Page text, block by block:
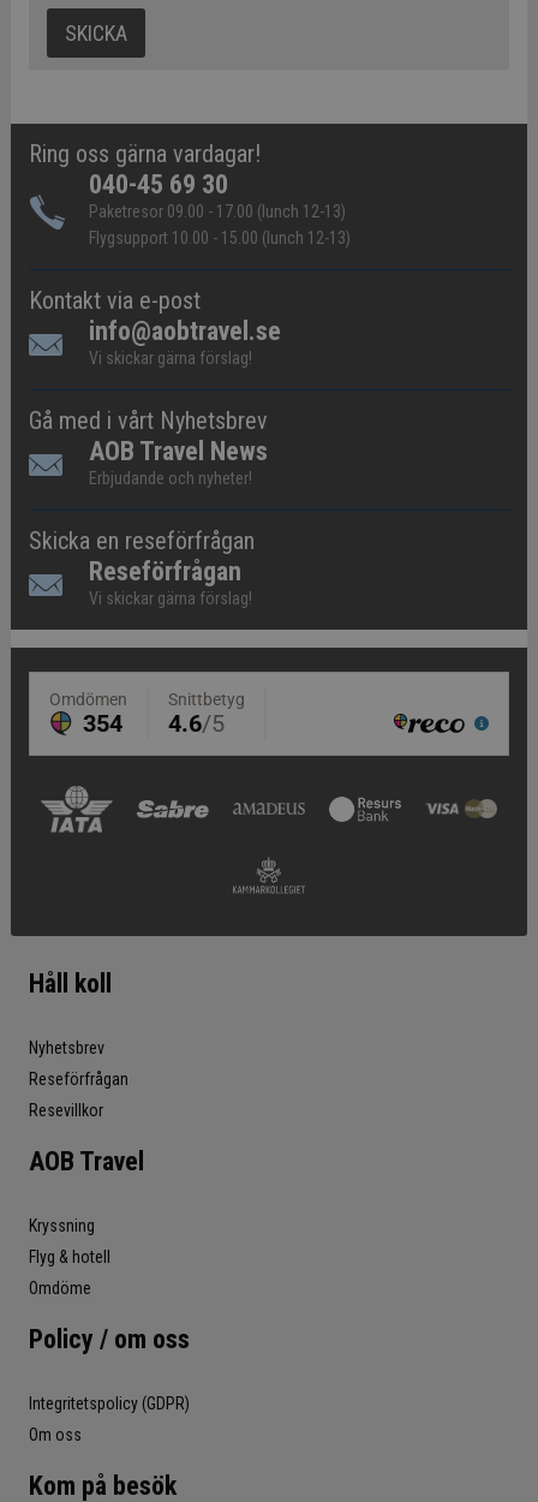
Ring oss gärna vardagar!
040-45 69 30
Paketresor 09.00 - 17.00 (lunch 12-13)
Flygsupport 10.00 - 15.00 (lunch 12-13)
Kontakt via e-post
info@aobtravel.se
Vi skickar gärna förslag!
Gå med i vårt Nyhetsbrev
AOB Travel News
Erbjudande och nyheter!
Skicka en reseförfrågan
Reseförfrågan
Vi skickar gärna förslag!
Håll koll
Nyhetsbrev
Reseförfrågan
Resevillkor
AOB Travel
Kryssning
Flyg & hotell
Omdöme
Policy / om oss
Integritetspolicy (GDPR)
Om oss
Kom på besök